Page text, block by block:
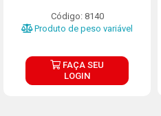
Código: 8140
Produto de peso variável
FAÇA SEU
LOGIN